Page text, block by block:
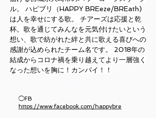
ル。 ハピブリ（HAPPY BREeze/BREath)
は人を幸せにする歌。 チアーズは応援と乾
杯。歌を通じてみんなを元気付けたいという
想い、歌で紡がれた絆と共に歌える喜びへの
感謝が込められたチーム名です。 2018年の
結成からコロナ禍を乗り越えてより一層強く
なった想いを胸に！カンパイ！！
◯FB
https://www.facebook.com/happybre